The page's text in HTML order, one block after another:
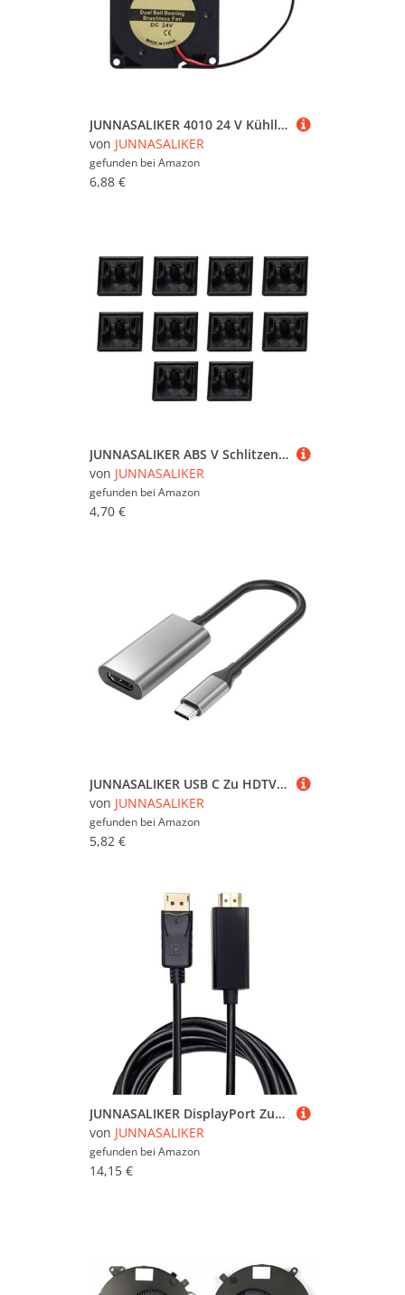
JUNNASALIKER 4010 24 V Kühllüfter Bürstenloser 3D Drucker Teil Für Extruderkühler Gebläse Plastik Fan Lager Kühllüfter
von JUNNASALIKER
gefunden bei Amazon
6,88 €
JUNNASALIKER ABS V Schlitzendkappen 20 Mm Aluminiumprofilprotesprotektoren 4 2 Mm Montageloch Korrosions Resistent Für 3D Druckerwerkzeuge
von JUNNASALIKER
gefunden bei Amazon
4,70 €
JUNNASALIKER USB C Zu HDTV Adapter 4K HDTV Zu USB C Adapter Digitalkonverter Für Tablets Switches Monitore Laptop Zubehör
von JUNNASALIKER
gefunden bei Amazon
5,82 €
JUNNASALIKER DisplayPort Zum HDTV Anschlussverbindungskabel Mit Goldenen Steckern Unterstützung 1920x1080p Für Die Verwendung Von Zuhause Und Büro
von JUNNASALIKER
gefunden bei Amazon
14,15 €